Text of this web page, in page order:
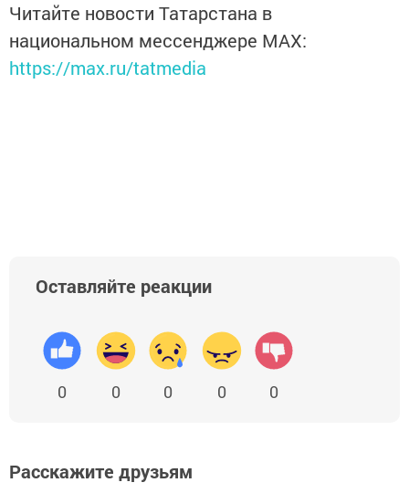
Читайте новости Татарстана в
национальном мессенджере MАХ:
https://max.ru/tatmedia
Оставляйте реакции
0 0 0 0 0
Расскажите друзьям